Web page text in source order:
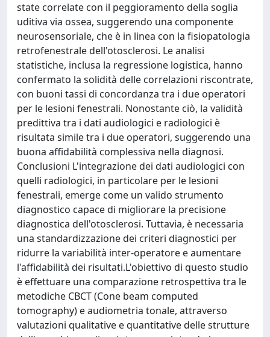
state correlate con il peggioramento della soglia
uditiva via ossea, suggerendo una componente
neurosensoriale, che è in linea con la fisiopatologia
retrofenestrale dell'otosclerosi. Le analisi
statistiche, inclusa la regressione logistica, hanno
confermato la solidità delle correlazioni riscontrate,
con buoni tassi di concordanza tra i due operatori
per le lesioni fenestrali. Nonostante ciò, la validità
predittiva tra i dati audiologici e radiologici è
risultata simile tra i due operatori, suggerendo una
buona affidabilità complessiva nella diagnosi.
Conclusioni L'integrazione dei dati audiologici con
quelli radiologici, in particolare per le lesioni
fenestrali, emerge come un valido strumento
diagnostico capace di migliorare la precisione
diagnostica dell'otosclerosi. Tuttavia, è necessaria
una standardizzazione dei criteri diagnostici per
ridurre la variabilità inter-operatore e aumentare
l'affidabilità dei risultati.L'obiettivo di questo studio
è effettuare una comparazione retrospettiva tra le
metodiche CBCT (Cone beam computed
tomography) e audiometria tonale, attraverso
valutazioni qualitative e quantitative delle strutture